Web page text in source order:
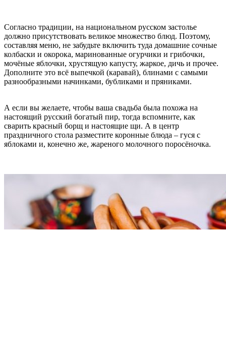
Согласно традиции, на национальном русском застолье
должно присутствовать великое множество блюд. Поэтому,
составляя меню, не забудьте включить туда домашние сочные
колбаски и окорока, маринованные огурчики и грибочки,
мочёные яблочки, хрустящую капусту, жаркое, дичь и прочее.
Дополните это всё выпечкой (каравай), блинами с самыми
разнообразными начинками, бубликами и пряниками.
А если вы желаете, чтобы ваша свадьба была похожа на
настоящий русский богатый пир, тогда вспомните, как
сварить красный борщ и настоящие щи. А в центр
праздничного стола разместите коронные блюда – гуся с
яблоками и, конечно же, жареного молочного поросёночка.